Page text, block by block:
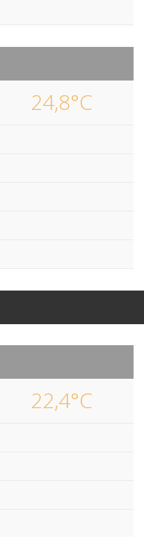
24,8°C
22,4°C